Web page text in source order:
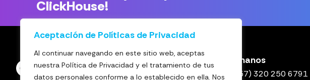
Aceptación de Políticas de Privacidad
Al continuar navegando en este sitio web, aceptas
nuestra Política de Privacidad y el tratamiento de tus
datos personales conforme a lo establecido en ella. Nos
ClickHouse!
Llámanos
(+57) 320 250 6791